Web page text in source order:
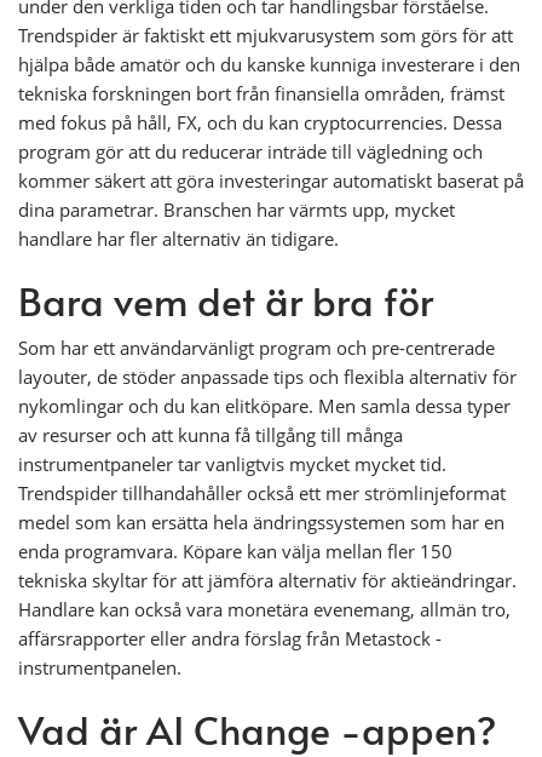
under den verkliga tiden och tar handlingsbar förståelse.
Trendspider är faktiskt ett mjukvarusystem som görs för att
hjälpa både amatör och du kanske kunniga investerare i den
tekniska forskningen bort från finansiella områden, främst
med fokus på håll, FX, och du kan cryptocurrencies. Dessa
program gör att du reducerar inträde till vägledning och
kommer säkert att göra investeringar automatiskt baserat på
dina parametrar. Branschen har värmts upp, mycket
handlare har fler alternativ än tidigare.
Bara vem det är bra för
Som har ett användarvänligt program och pre-centrerade
layouter, de stöder anpassade tips och flexibla alternativ för
nykomlingar och du kan elitköpare. Men samla dessa typer
av resurser och att kunna få tillgång till många
instrumentpaneler tar vanligtvis mycket mycket tid.
Trendspider tillhandahåller också ett mer strömlinjeformat
medel som kan ersätta hela ändringssystemen som har en
enda programvara. Köpare kan välja mellan fler 150
tekniska skyltar för att jämföra alternativ för aktieändringar.
Handlare kan också vara monetära evenemang, allmän tro,
affärsrapporter eller andra förslag från Metastock -
instrumentpanelen.
Vad är AI Change -appen?